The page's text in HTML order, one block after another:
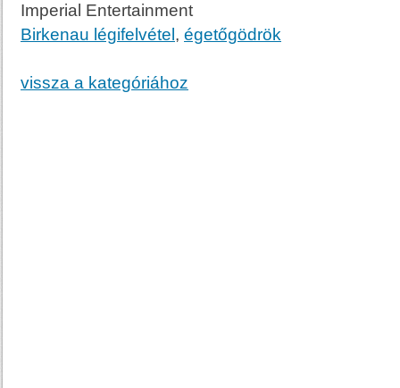
Imperial Entertainment
Birkenau légifelvétel , égetőgödrök
vissza a kategóriához